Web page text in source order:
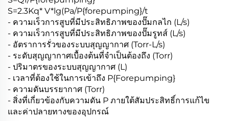
S=2.3Kq* V*lg(Pa/P{forepumping}/t
- ความเร็วการสูบที่มีประสิทธิภาพของปั๊มกลไก (L/s)
- ความเร็วการสูบที่มีประสิทธิภาพของปั๊มรูทส์ (L/s)
- อัตราการรั่วของระบบสุญญากาศ (Torr-L/s)
- ระดับสุญญากาศเบื้องต้นที่จำเป็นต้องถึง (Torr)
- ปริมาตรของระบบสุญญากาศ (L)
- เวลาที่ต้องใช้ในการเข้าถึง P{Forepumping}
- ความดันบรรยากาศ (Torr)
- สิ่งที่เกี่ยวข้องกับความดัน P ภายใต้สัมประสิทธิ์การแก้ไข
และค่าปลายทางของอุปกรณ์